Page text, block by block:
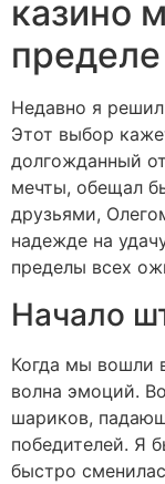
казино
пределе
Недавно я
Этот выбор
долгожданный
мечты, обещал
друзьями,
надежде на
пределы всех
Начало
Когда мы вошли
волна эмоций.
шариков,
победителей. Я
быстро